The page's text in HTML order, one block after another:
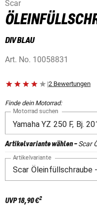
Scar
DIV BLAU
Art. No. 10058831
|2 Bewertungen
Finde dein Motorrad:
Motorrad suchen
Artikelvariante wählen-Scar
Artikelvariante
UVP18,90 €2